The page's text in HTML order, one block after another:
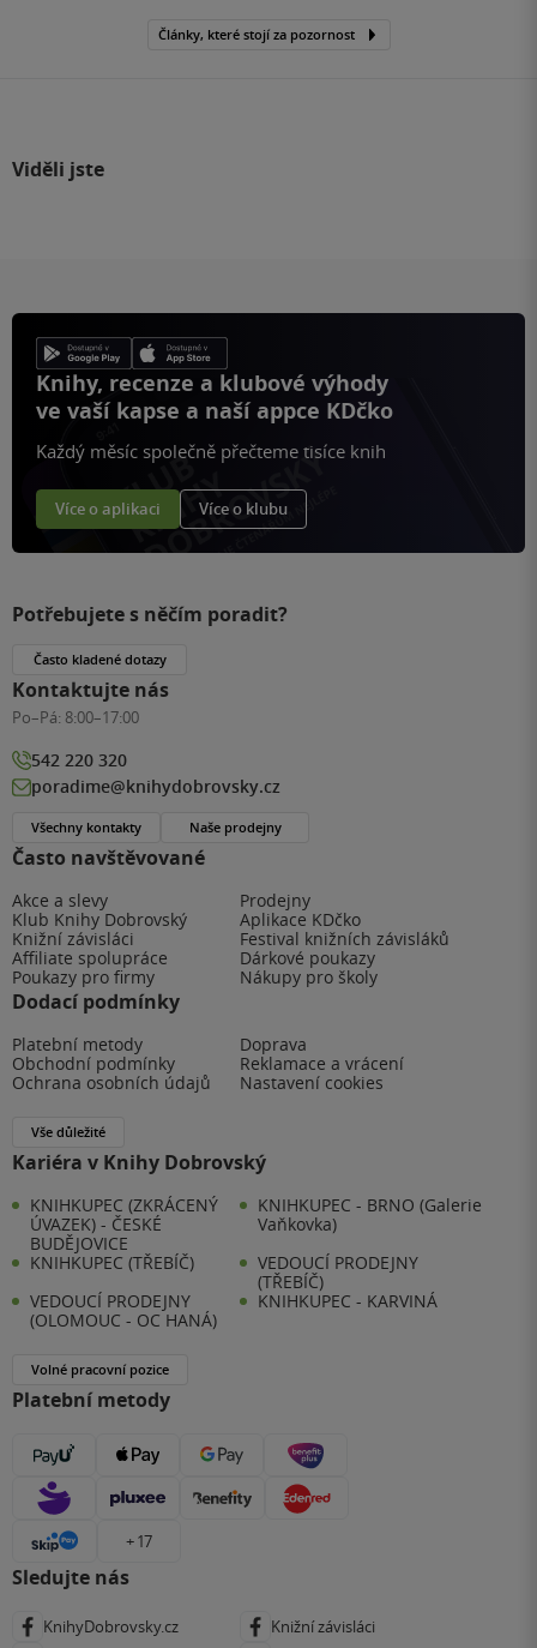
Články, které stojí za pozornost
Viděli jste
Knihy, recenze a klubové výhody
ve vaší kapse a naší appce KDčko
Každý měsíc společně přečteme tisíce knih
Více o aplikaci Více o klubu
Často navštěvované
Akce a slevy
Prodejny
Klub Knihy Dobrovský
Aplikace KDčko
Knižní závisláci
Festival knižních závisláků
Affiliate spolupráce
Dárkové poukazy
Poukazy pro firmy
Nákupy pro školy
Dodací podmínky
Platební metody
Doprava
Obchodní podmínky
Reklamace a vrácení
Ochrana osobních údajů
Nastavení cookies
Vše důležité
Kariéra v Knihy Dobrovský
KNIHKUPEC (ZKRÁCENÝ
ÚVAZEK) - ČESKÉ
BUDĚJOVICE
KNIHKUPEC - BRNO (Galerie
Vaňkovka)
KNIHKUPEC (TŘEBÍČ)
VEDOUCÍ PRODEJNY
(TŘEBÍČ)
VEDOUCÍ PRODEJNY
(OLOMOUC - OC HANÁ)
KNIHKUPEC - KARVINÁ
Volné pracovní pozice
Platební metody
+ 17
Sledujte nás
KnihyDobrovsky.cz
Knižní závisláci
Potřebujete s něčím poradit?
Často kladené dotazy
Kontaktujte nás
Po–Pá: 8:00–17:00
542 220 320
poradime@knihydobrovsky.cz
Všechny kontakty Naše prodejny